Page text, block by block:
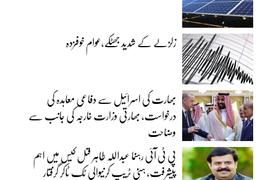
زلزلے کے شدید جھٹکے،عوام خوفزدہ
بھارت کی اسرائیل سے دفاعی معاہدہ کی
درخواست، بھارتی وزارت خارجہ کی جانب سے
وضاحت
پی ٹی آئی رہنما عبداللہ طاہر قتل کیس میں اہم
پیشرفت، ہنی ٹریپ کرنیوالی ٹک ٹاکر گرفتار